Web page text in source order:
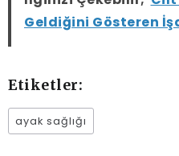
Geldiğini Gösteren
Etiketler:
ayak sağlığı